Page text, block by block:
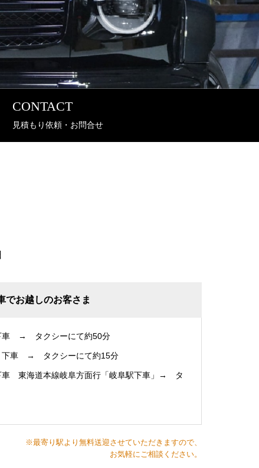
CONTACT
見積もり依頼・お問合せ
でお越しのお客さま
車 → タクシーにて約50分
下車 → タクシーにて約15分
車 東海道本線岐阜方面行「岐阜駅下車」→ タ
※最寄り駅より無料送迎させていただきますので、
お気軽にご相談ください。